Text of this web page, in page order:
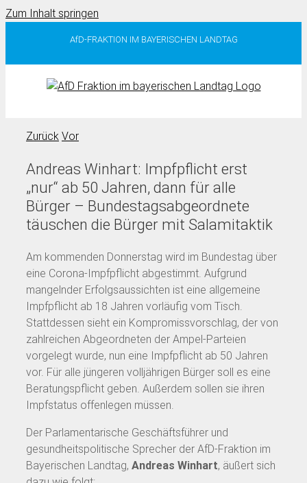
Zum Inhalt springen
AfD-FRAKTION IM BAYERISCHEN LANDTAG
Zurück Vor
Andreas Winhart: Impfpflicht erst
„nur“ ab 50 Jahren, dann für alle
Bürger – Bundestagsabgeordnete
täuschen die Bürger mit Salamitaktik
Am kommenden Donnerstag wird im Bundestag über
eine Corona-Impfpflicht abgestimmt. Aufgrund
mangelnder Erfolgsaussichten ist eine allgemeine
Impfpflicht ab 18 Jahren vorläufig vom Tisch.
Stattdessen sieht ein Kompromissvorschlag, der von
zahlreichen Abgeordneten der Ampel-Parteien
vorgelegt wurde, nun eine Impfpflicht ab 50 Jahren
vor. Für alle jüngeren volljährigen Bürger soll es eine
Beratungspflicht geben. Außerdem sollen sie ihren
Impfstatus offenlegen müssen.
Der Parlamentarische Geschäftsführer und
gesundheitspolitische Sprecher der AfD-Fraktion im
Bayerischen Landtag, Andreas Winhart, äußert sich